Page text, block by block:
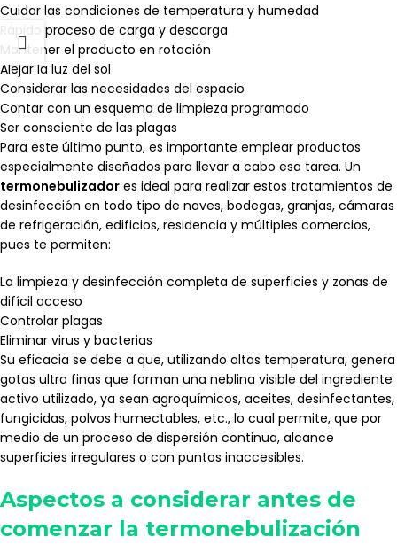
Cuidar las condiciones de temperatura y humedad
Rápido proceso de carga y descarga
Mantener el producto en rotación
Alejar la luz del sol
Considerar las necesidades del espacio
Contar con un esquema de limpieza programado
Ser consciente de las plagas
Para este último punto, es importante emplear productos
especialmente diseñados para llevar a cabo esa tarea. Un
termonebulizador es ideal para realizar estos tratamientos de
desinfección en todo tipo de naves, bodegas, granjas, cámaras
de refrigeración, edificios, residencia y múltiples comercios,
pues te permiten:
La limpieza y desinfección completa de superficies y zonas de
difícil acceso
Controlar plagas
Eliminar virus y bacterias
Su eficacia se debe a que, utilizando altas temperatura, genera
gotas ultra finas que forman una neblina visible del ingrediente
activo utilizado, ya sean agroquímicos, aceites, desinfectantes,
fungicidas, polvos humectables, etc., lo cual permite, que por
medio de un proceso de dispersión continua, alcance
superficies irregulares o con puntos inaccesibles.
Aspectos a considerar antes de
comenzar la termonebulización